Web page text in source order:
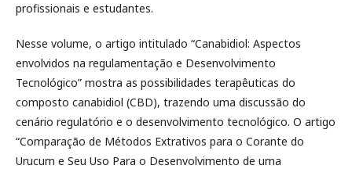
profissionais e estudantes.
Nesse volume, o artigo intitulado “Canabidiol: Aspectos
envolvidos na regulamentação e Desenvolvimento
Tecnológico” mostra as possibilidades terapêuticas do
composto canabidiol (CBD), trazendo uma discussão do
cenário regulatório e o desenvolvimento tecnológico. O artigo
“Comparação de Métodos Extrativos para o Corante do
Urucum e Seu Uso Para o Desenvolvimento de uma